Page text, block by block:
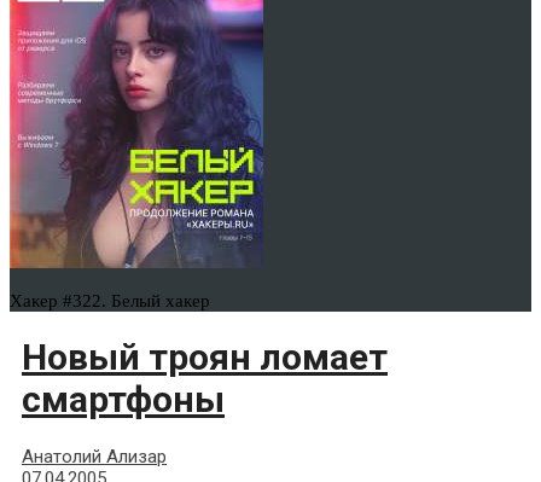
Хакер #322. Белый хакер
Новый троян ломает
смартфоны
Анатолий Ализар